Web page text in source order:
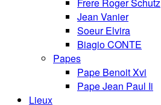
Frere Roger Schutz
Jean Vanier
Soeur Elvira
Biagio CONTE
Papes
Pape Benoit Xvi
Pape Jean Paul Ii
Lieux